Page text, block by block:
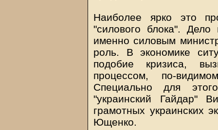
Наиболее ярко это
"силового блока".
именно силовым
роль. В экономике
подобие кризиса,
процессом, по-
Специально для
"украинский Гайдар"
грамотных украинских
Ющенко.